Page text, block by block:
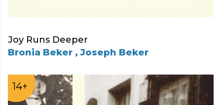
Joy Runs Deeper
Bronia Beker , Joseph Beker
14+